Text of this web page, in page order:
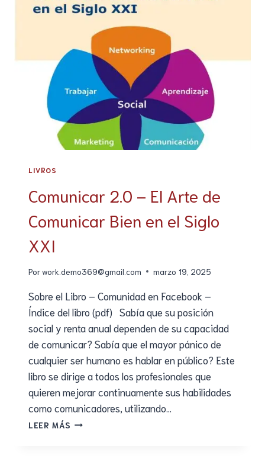
LIVROS
Comunicar 2.0 – El Arte de
Comunicar Bien en el Siglo
XXI
Porwork.demo369@gmail.com marzo 19, 2025
Sobre el Libro – Comunidad en Facebook –
Índice del libro (pdf) Sabía que su posición
social y renta anual dependen de su capacidad
de comunicar? Sabía que el mayor pánico de
cualquier ser humano es hablar en público? Este
libro se dirige a todos los profesionales que
quieren mejorar continuamente sus habilidades
como comunicadores, utilizando…
LEER MÁS